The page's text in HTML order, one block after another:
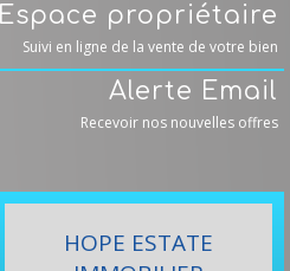
Espace propriétaire
Suivi en ligne de la vente de votre bien
Alerte Email
Recevoir nos nouvelles offres
HOPE ESTATE